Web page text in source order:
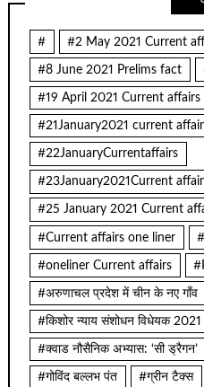
# #2 May 2021 Current
#8 June 2021 Prelims fact
#19 April 2021 Current affairs
#21January2021 current
#22JanuaryCurrentaffairs
#23January2021Current
#25 January 2021 Current
#Current affairs one liner
#oneliner Current affairs
#अरुणाचल प्रदेश में चीन के नए गाँव
#किशोर न्याय संशोधन विधेयक 2021
#क्वाड नौसैनिक अभ्यास: ‘सी ड्रैगन’
#गोविंद बल्लभ पंत #ग्रीन टैक्स